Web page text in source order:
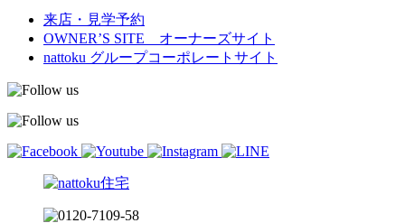
来店・見学予約
OWNER’S SITE オーナーズサイト
nattoku グループコーポレートサイト